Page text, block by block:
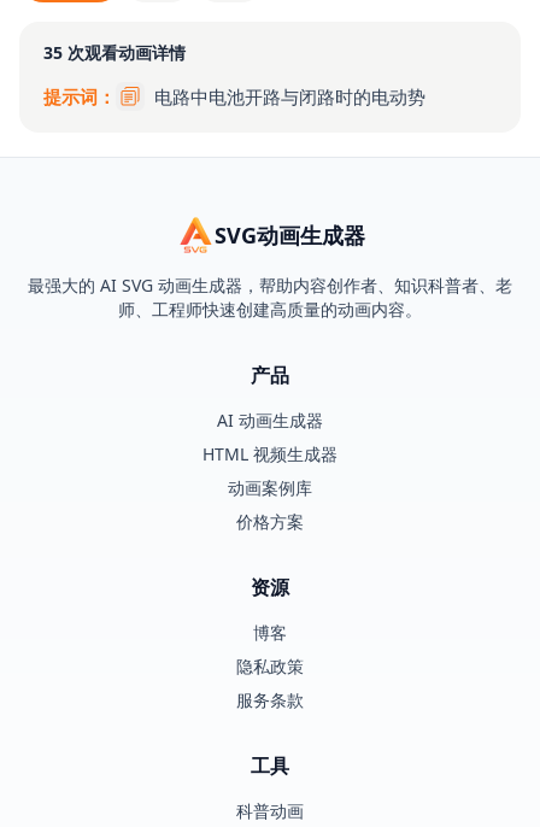
35 次观看动画详情
提示词： 电路中电池开路与闭路时的电动势
SVG动画生成器
最强大的 AI SVG 动画生成器，帮助内容创作者、知识科普者、老
师、工程师快速创建高质量的动画内容。
产品
AI 动画生成器
HTML 视频生成器
动画案例库
价格方案
资源
博客
隐私政策
服务条款
工具
科普动画